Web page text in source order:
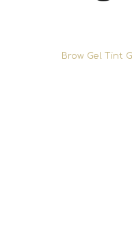
Brow Gel Tint